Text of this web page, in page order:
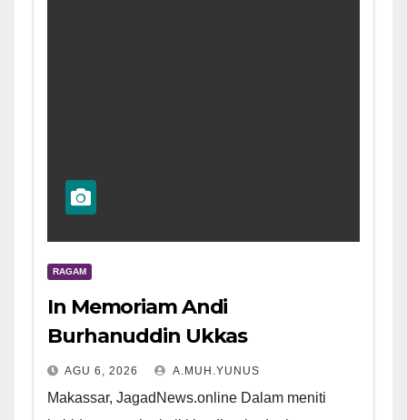
RAGAM
In Memoriam Andi
Burhanuddin Ukkas
AGU 6, 2026 A.MUH.YUNUS
Makassar, JagadNews.online Dalam meniti